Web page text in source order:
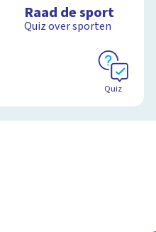
schoolplaat langs je
organen
Schoolplaat
Raad de sport
Quiz over sporten
Quiz